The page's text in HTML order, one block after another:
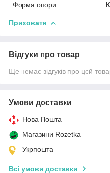
Форма опори
Приховати
Відгуки про товар
Ще немає відгуків про цей
Умови доставки
Нова Пошта
Магазини Rozetka
Укрпошта
Всі умови доставки